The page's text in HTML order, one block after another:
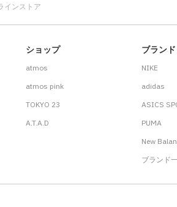
インストア
ショップ
atmos
atmos pink
TOKYO 23
A.T.A.D
ブランド
NIKE
adidas
ASICS
PUMA
New
ブランド